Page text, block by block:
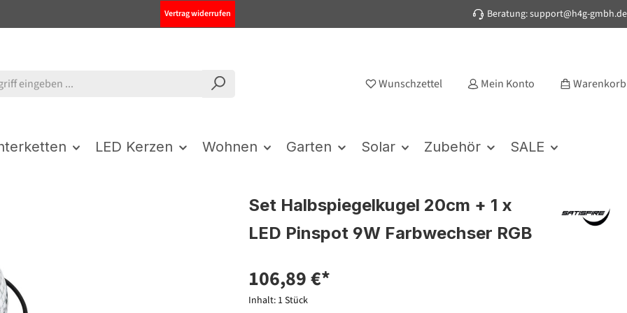
Vertrag widerrufen Beratung: support@h4g-gmbh.de
Wunschzettel Mein Konto Warenkorb
LED Kerzen Wohnen Garten Solar Zubehör SALE
Set Halbspiegelkugel 20cm + 1 x
LED Pinspot 9W Farbwechser RGB
106,89 €*
Inhalt: 1 Stück